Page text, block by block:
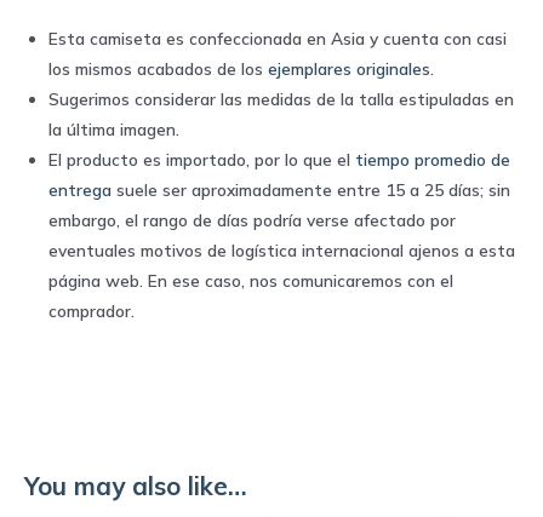
Esta camiseta es confeccionada en Asia y cuenta con casi
los mismos acabados de los ejemplares originales
Sugerimos considerar las medidas de la talla estipuladas en
la última imagen.
El producto es importado, por lo que el tiempo promedio de
entrega suele ser aproximadamente entre 15 a 25 días; sin
embargo, el rango de días podría verse afectado por
eventuales motivos de logística internacional ajenos a esta
página web. En ese caso, nos comunicaremos con el
comprador.
You may also like…